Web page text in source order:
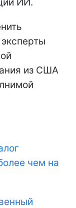
из США
чем на